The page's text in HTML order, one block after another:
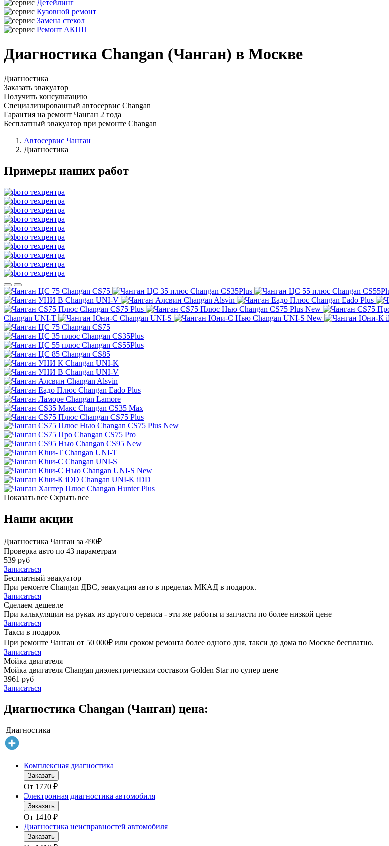
Детейлинг
Кузовной ремонт
Замена стекол
Ремонт АКПП
Диагностика Changan (Чанган) в Москве
Диагностика
Заказать эвакуатор
Получить консультацию
Специализированный автосервис Changan
Гарантия на ремонт Чанган 2 года
Бесплатный эвакуатор при ремонте Changan
Автосервис Чанган
Диагностика
Примеры наших работ
Changan CS75 Changan CS35Plus Changan
Changan UNI-V
Changan Alsvin Changan Eado Plus
Changan CS75 Plus
Changan CS75 Plus New
Changan UNI-T
Changan UNI-S Changan UNI-S New
Changan CS75
Changan CS35Plus
Changan CS55Plus
Changan CS85
Changan UNI-K
Changan UNI-V
Changan Alsvin
Changan Eado Plus
Changan Lamore
Changan CS35 Max
Changan CS75 Plus
Changan CS75 Plus New
Changan CS75 Pro
Changan CS95 New
Changan UNI-T
Changan UNI-S
Changan UNI-S New
Changan UNI-K iDD
Changan Hunter Plus
Показать все Скрыть все
Наши акции
Диагностика Чанган за 490₽
Проверка авто по 43 параметрам
539 руб
Записаться
Бесплатный эвакуатор
При ремонте Changan ДВС, эвакуация авто в пределах МКАД в подарок.
Записаться
Сделаем дешевле
При калькуляции на руках из другого сервиса - эти же работы и запчасти по более низкой цене
Записаться
Такси в подарок
При ремонте Чанган от 50 000₽ или сроком ремонта более одного дня, такси до дома по Москве бесплатно.
Записаться
Мойка двигателя
Мойка двигателя Changan диэлектрическим составом Golden Star по супер цене
3961 руб
Записаться
Диагностика Changan (Чанган) цена:
Диагностика
Комплексная диагностика
Заказать
От 1770 ₽
Электронная диагностика автомобиля
Заказать
От 1410 ₽
Диагностика неисправностей автомобиля
Заказать